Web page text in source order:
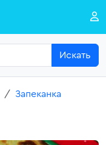
Искать
Запеканка